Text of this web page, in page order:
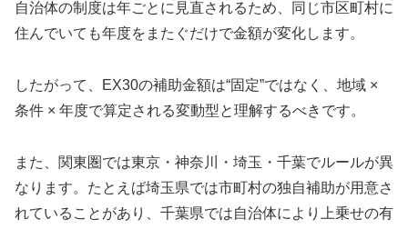
自治体の制度は年ごとに見直されるため、同じ市区町村に
住んでいても年度をまたぐだけで金額が変化します。
したがって、EX30の補助金額は“固定”ではなく、地域 ×
条件 × 年度で算定される変動型と理解するべきです。
また、関東圏では東京・神奈川・埼玉・千葉でルールが異
なります。たとえば埼玉県では市町村の独自補助が用意さ
れていることがあり、千葉県では自治体により上乗せの有